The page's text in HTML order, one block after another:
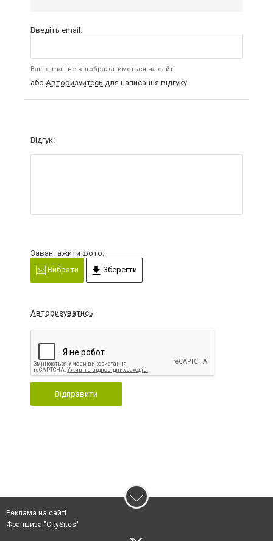
Введіть email:
Ваш e-mail не відображатиметься на сайті
або Авторизуйтесь для написання відгуку
Відгук:
Завантажити фото:
Вибрати
Зберегти
Авторизуватись
Відправити
Реклама на сайті
Франшиза "CitySites"